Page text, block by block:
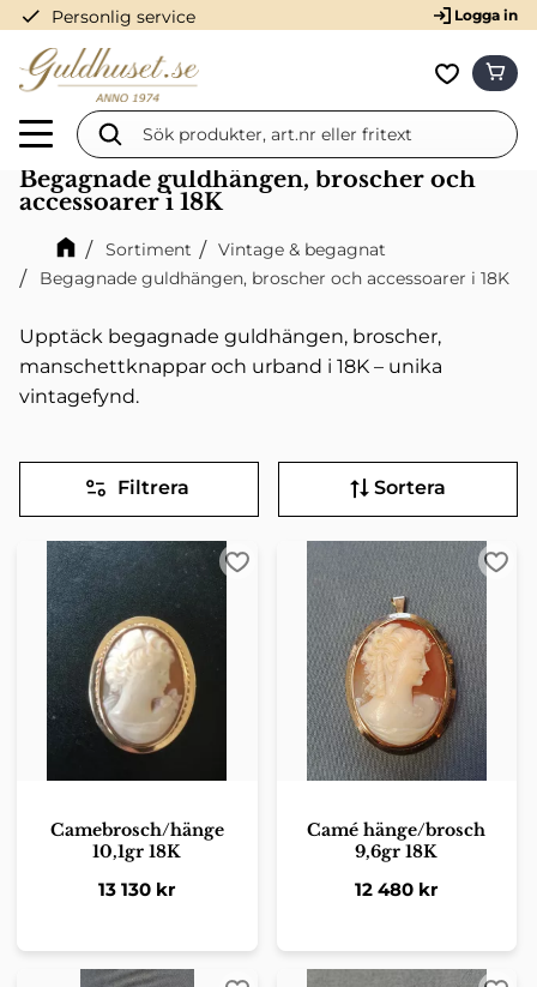
Meny
check Personlig service Logga in
Begagnade guldhängen, broscher och
accessoarer i 18K
Sortiment
Vintage & begagnat
Begagnade guldhängen, broscher och accessoarer i 18K
Upptäck begagnade guldhängen, broscher,
manschettknappar och urband i 18K – unika
vintagefynd.
Filtrera Sortera
Camebrosch/hänge
10,1gr 18K
13 130 kr
Lägg till i favoriter
Camé hänge/brosch
9,6gr 18K
12 480 kr